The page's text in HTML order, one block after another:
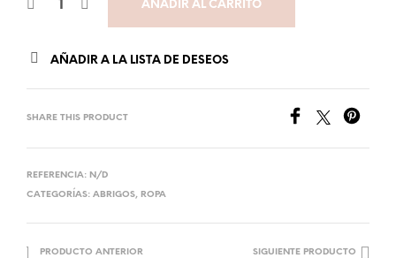
AÑADIR AL CARRITO
AÑADIR A LA LISTA DE DESEOS
SHARE THIS PRODUCT
REFERENCIA: N/D
CATEGORÍAS: ABRIGOS, ROPA
PRODUCTO ANTERIOR SIGUIENTE PRODUCTO